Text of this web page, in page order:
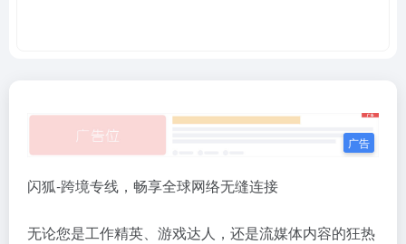
闪狐-跨境专线，畅享全球网络无缝连接
无论您是工作精英、游戏达人，还是流媒体内容的狂热